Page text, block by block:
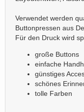
Verwendet werden
Buttonpressen aus
Für den Druck wird
große Buttons
einfache
günstiges
schönes
tolle Farben